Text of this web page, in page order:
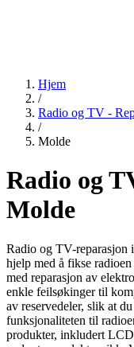
Hjem
/
Radio og TV -
/
Molde
Radio og
Molde
Radio og TV-reparasjon
hjelp med å fikse
med reparasjon av
enkle feilsøkinger til
av reservedeler, slik at
funksjonaliteten til
produkter, inkludert